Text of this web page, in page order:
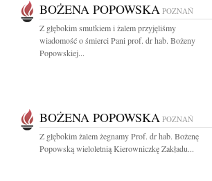
BOŻENA POPOWSKA POZNAŃ
Z głębokim smutkiem i żalem przyjęliśmy
wiadomość o śmierci Pani prof. dr hab. Bożeny
Popowskiej...
BOŻENA POPOWSKA POZNAŃ
Z głębokim żalem żegnamy Prof. dr hab. Bożenę
Popowską wieloletnią Kierowniczkę Zakładu...